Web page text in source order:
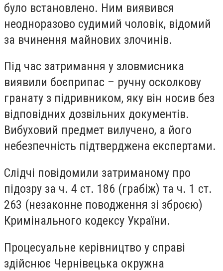
було встановлено. Ним виявився
неодноразово судимий чоловік, відомий
за вчинення майнових злочинів.
Під час затримання у зловмисника
виявили боєприпас – ручну осколкову
гранату з підривником, яку він носив без
відповідних дозвільних документів.
Вибуховий предмет вилучено, а його
небезпечність підтверджена експертами.
Слідчі повідомили затриманому про
підозру за ч. 4 ст. 186 (грабіж) та ч. 1 ст.
263 (незаконне поводження зі зброєю)
Кримінального кодексу України.
Процесуальне керівництво у справі
здійснює Чернівецька окружна